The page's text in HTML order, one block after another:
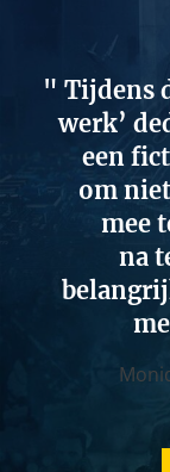
Tijdens
werk’
een
om
mee
na